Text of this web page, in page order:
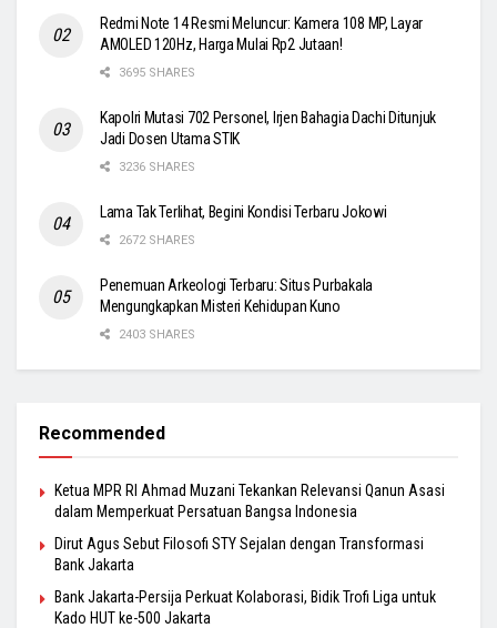
Redmi Note 14 Resmi Meluncur: Kamera 108 MP, Layar
AMOLED 120Hz, Harga Mulai Rp2 Jutaan!
3695 SHARES
Kapolri Mutasi 702 Personel, Irjen Bahagia Dachi Ditunjuk
Jadi Dosen Utama STIK
3236 SHARES
Lama Tak Terlihat, Begini Kondisi Terbaru Jokowi
2672 SHARES
Penemuan Arkeologi Terbaru: Situs Purbakala
Mengungkapkan Misteri Kehidupan Kuno
2403 SHARES
Recommended
Ketua MPR RI Ahmad Muzani Tekankan Relevansi Qanun Asasi
dalam Memperkuat Persatuan Bangsa Indonesia
Dirut Agus Sebut Filosofi STY Sejalan dengan Transformasi
Bank Jakarta
Bank Jakarta-Persija Perkuat Kolaborasi, Bidik Trofi Liga untuk
Kado HUT ke-500 Jakarta